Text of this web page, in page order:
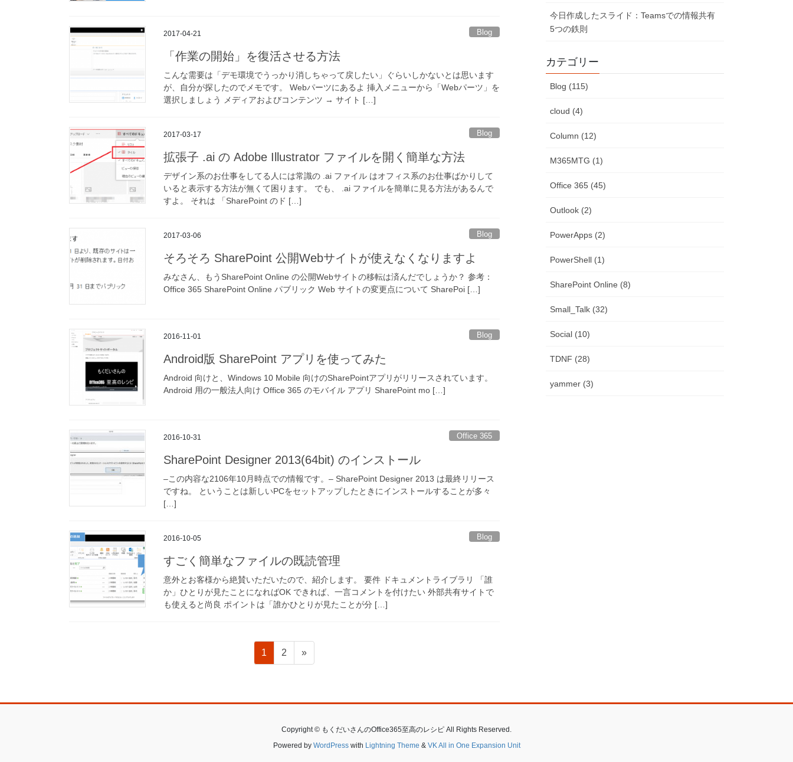
2017-04-21 Blog
「作業の開始」を復活させる方法
こんな需要は「デモ環境でうっかり消しちゃって戻したい」ぐらいしかないとは思います
が、自分が探したのでメモです。 Webパーツにあるよ 挿入メニューから「Webパーツ」を
選択しましょう メディアおよびコンテンツ → サイト […]
2017-03-17 Blog
拡張子 .ai の Adobe Illustrator ファイルを開く簡単な方法
デザイン系のお仕事をしてる人には常識の .ai ファイル はオフィス系のお仕事ばかりして
いると表示する方法が無くて困ります。 でも、 .ai ファイルを簡単に見る方法があるんで
すよ。 それは 「SharePoint のド […]
2017-03-06 Blog
そろそろ SharePoint 公開Webサイトが使えなくなりますよ
みなさん、もうSharePoint Online の公開Webサイトの移転は済んだでしょうか？ 参考：
Office 365 SharePoint Online パブリック Web サイトの変更点について SharePoi […]
2016-11-01 Blog
Android版 SharePoint アプリを使ってみた
Android 向けと、Windows 10 Mobile 向けのSharePointアプリがリリースされています。
Android 用の一般法人向け Office 365 のモバイル アプリ SharePoint mo […]
2016-10-31 Office 365
SharePoint Designer 2013(64bit) のインストール
–この内容な2106年10月時点での情報です。– SharePoint Designer 2013 は最終リリース
ですね。 ということは新しいPCをセットアップしたときにインストールすることが多々
[…]
2016-10-05 Blog
すごく簡単なファイルの既読管理
意外とお客様から絶賛いただいたので、紹介します。 要件 ドキュメントライブラリ 「誰
か」ひとりが見たことになればOK できれば、一言コメントを付けたい 外部共有サイトで
も使えると尚良 ポイントは「誰かひとりが見たことが分 […]
ペ
固
定
1
固
定
2 »
今日作成したスライド：Teamsでの情報共有
5つの鉄則
カテゴリー
Blog (115)
cloud (4)
Column (12)
M365MTG (1)
Office 365 (45)
Outlook (2)
PowerApps (2)
PowerShell (1)
SharePoint Online (8)
Small_Talk (32)
Social (10)
TDNF (28)
yammer (3)
Copyright © もくだいさんのOffice365至高のレシピ All Rights Reserved.
Powered by WordPresswith Lightning Theme & VK All in One Expansion Unit